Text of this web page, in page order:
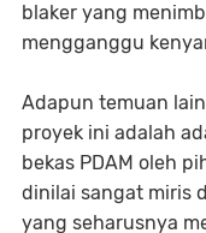
blaker yang
mengganggu
Adapun temuan
proyek ini adalah
bekas PDAM oleh
dinilai sangat miris
yang seharusnya